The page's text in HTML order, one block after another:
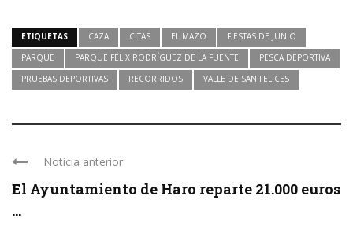
ETIQUETAS CAZA CITAS EL MAZO
FIESTAS DE JUNIO
PARQUE
PARQUE FÉLIX RODRÍGUEZ DE LA FUENTE
PESCA DEPORTIVA
PRUEBAS DEPORTIVAS
RECORRIDOS VALLE DE SAN FELICES
Noticia anterior
El Ayuntamiento de Haro reparte 21.000 euros
...